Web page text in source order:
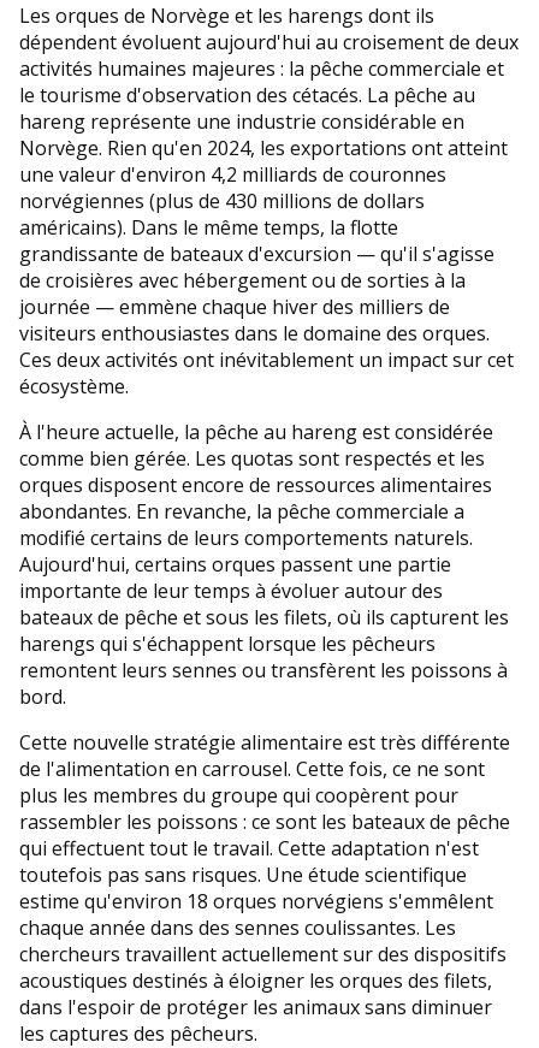
Les orques de Norvège et les harengs dont ils
dépendent évoluent aujourd'hui au croisement de deux
activités humaines majeures : la pêche commerciale et
le tourisme d'observation des cétacés. La pêche au
hareng représente une industrie considérable en
Norvège. Rien qu'en 2024, les exportations ont atteint
une valeur d'environ 4,2 milliards de couronnes
norvégiennes (plus de 430 millions de dollars
américains). Dans le même temps, la flotte
grandissante de bateaux d'excursion — qu'il s'agisse
de croisières avec hébergement ou de sorties à la
journée — emmène chaque hiver des milliers de
visiteurs enthousiastes dans le domaine des orques.
Ces deux activités ont inévitablement un impact sur cet
écosystème.
À l'heure actuelle, la pêche au hareng est considérée
comme bien gérée. Les quotas sont respectés et les
orques disposent encore de ressources alimentaires
abondantes. En revanche, la pêche commerciale a
modifié certains de leurs comportements naturels.
Aujourd'hui, certains orques passent une partie
importante de leur temps à évoluer autour des
bateaux de pêche et sous les filets, où ils capturent les
harengs qui s'échappent lorsque les pêcheurs
remontent leurs sennes ou transfèrent les poissons à
bord.
Cette nouvelle stratégie alimentaire est très différente
de l'alimentation en carrousel. Cette fois, ce ne sont
plus les membres du groupe qui coopèrent pour
rassembler les poissons : ce sont les bateaux de pêche
qui effectuent tout le travail. Cette adaptation n'est
toutefois pas sans risques. Une étude scientifique
estime qu'environ 18 orques norvégiens s'emmêlent
chaque année dans des sennes coulissantes. Les
chercheurs travaillent actuellement sur des dispositifs
acoustiques destinés à éloigner les orques des filets,
dans l'espoir de protéger les animaux sans diminuer
les captures des pêcheurs.